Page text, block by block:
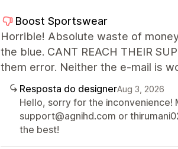
Boost Sportswear
Horrible! Absolute waste of
the blue. CANT REACH THEIR
them error. Neither the e-mail is
Resposta do designerAug 3, 2026
Hello, sorry for the inconvenience!
support@agnihd.com or
the best!